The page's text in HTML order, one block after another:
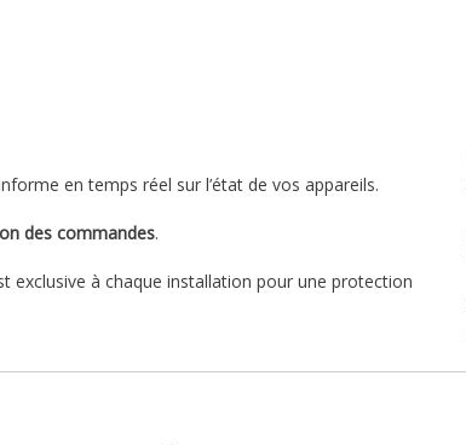
en temps réel sur l’état de vos appareils.
des commandes.
exclusive à chaque installation pour une protection